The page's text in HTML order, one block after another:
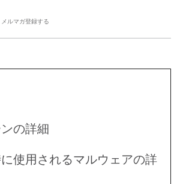
メルマガ登録する
の詳細
使用されるマルウェアの詳